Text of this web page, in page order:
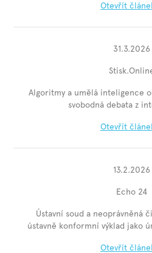
Otevřít
31.3.2026
Algoritmy a umělá inteligence
svobodná debata z
Otevřít
13.2.2026
Echo 24
Ústavní soud a neoprávněná
ústavně konformní výklad jako
Otevřít